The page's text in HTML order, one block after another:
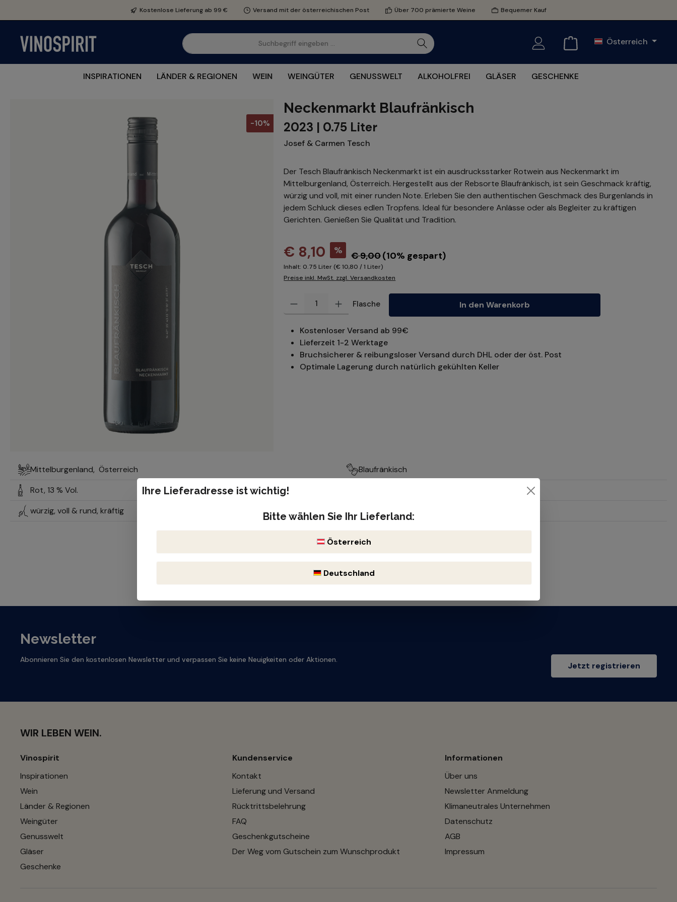
Zur Hauptnavigation springenKostenlose Lieferung ab 99 € Versand mit der österreichischen Post Über 700 prämierte Weine Bequemer Kauf
Österreich
INSPIRATIONEN LÄNDER & REGIONEN WEIN WEINGÜTER GENUSSWELT ALKOHOLFREI GLÄSER GESCHENKE
-10%
Neckenmarkt Blaufränkisch
2023 | 0.75 Liter
Josef & Carmen Tesch
Der Tesch Blaufränkisch Neckenmarkt ist ein ausdrucksstarker Rotwein aus Neckenmarkt im
Mittelburgenland, Österreich. Hergestellt aus der Rebsorte Blaufränkisch, ist sein Geschmack kräftig,
würzig und voll, mit einer runden Note. Erleben Sie den authentischen Geschmack des Burgenlands in
jedem Schluck dieses edlen Tropfens. Ideal für besondere Anlässe oder als Begleiter zu kräftigen
Gerichten. Genießen Sie Qualität und Tradition.
€ 8,10 % € 9,00(10% gespart)
Inhalt: 0.75 Liter (€ 10,80 / 1 Liter)
Preise inkl. MwSt. zzgl. Versandkosten
Produkt Anzahl: Gib den gewünschten Wert ein oder benutze die Schaltflächen um die Anzahl zu erhöhen oder zu reduzieren.
Flasche In den Warenkorb
Kostenloser Versand ab 99€
Lieferzeit 1-2 Werktage
Bruchsicherer & reibungsloser Versand durch DHL oder der öst. Post
Optimale Lagerung durch natürlich gekühlten Keller
Mittelburgenland, Österreich
Rot, 13 % Vol.
würzig, voll & rund, kräftig
Blaufränkisch
Enthält Sulfite
Newsletter
Abonnieren Sie den kostenlosen Newsletter und verpassen Sie keine Neuigkeiten oder Aktionen.
Jetzt registrieren
WIR LEBEN WEIN.
Vinospirit
Inspirationen
Wein
Länder & Regionen
Weingüter
Genusswelt
Gläser
Geschenke
Kundenservice
Kontakt
Lieferung und Versand
Rücktrittsbelehrung
FAQ
Geschenkgutscheine
Der Weg vom Gutschein zum Wunschprodukt
Informationen
Über uns
Newsletter Anmeldung
Klimaneutrales Unternehmen
Datenschutz
AGB
Impressum
Ihre Lieferadresse ist wichtig!
Bitte wählen Sie Ihr Lieferland:
Österreich
Deutschland